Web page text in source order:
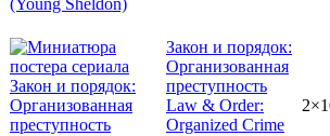
Закон и порядок:
Организованная
преступность
Law & Order:
Organized Crime